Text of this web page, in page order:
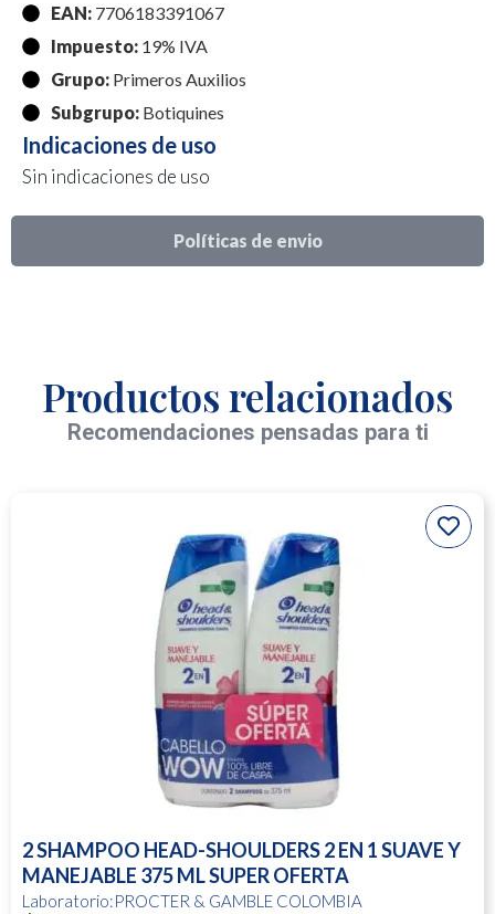
Políticas de envio
EAN: 7706183391067
Impuesto: 19% IVA
Grupo: Primeros Auxilios
Subgrupo: Botiquines
Indicaciones de uso
Sin indicaciones de uso
Productos relacionados
Recomendaciones pensadas para ti
2 SHAMPOO HEAD-SHOULDERS 2 EN 1 SUAVE Y
MANEJABLE 375 ML SUPER OFERTA
Laboratorio:PROCTER & GAMBLE COLOMBIA